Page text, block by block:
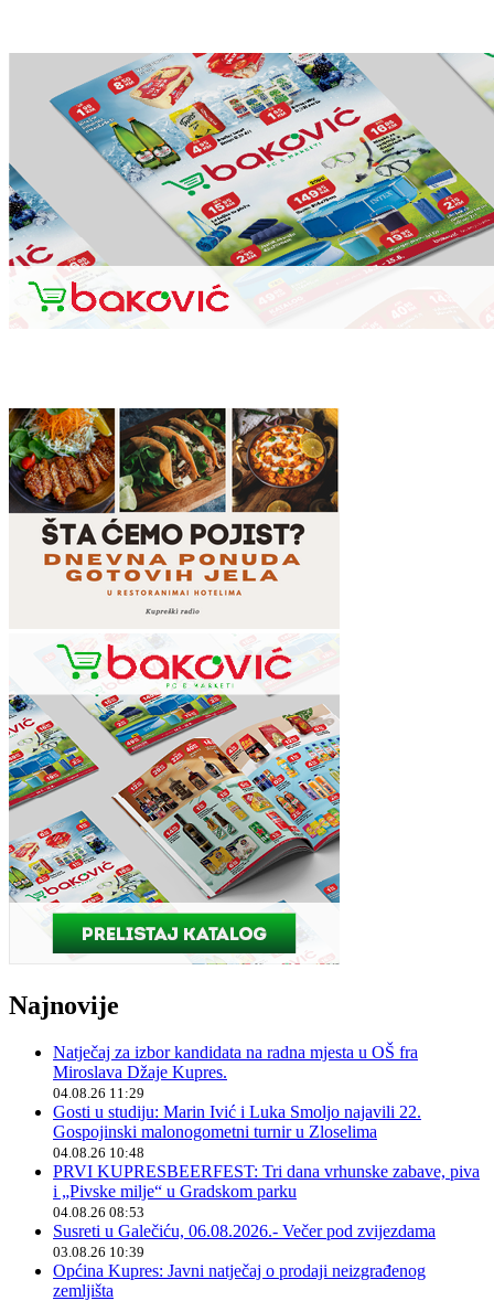
Najnovije
Natječaj za izbor kandidata na radna mjesta u OŠ fra
Miroslava Džaje Kupres.
04.08.26 11:29
Gosti u studiju: Marin Ivić i Luka Smoljo najavili 22.
Gospojinski malonogometni turnir u Zloselima
04.08.26 10:48
PRVI KUPRESBEERFEST: Tri dana vrhunske zabave, piva
i „Pivske milje“ u Gradskom parku
04.08.26 08:53
Susreti u Galečiću, 06.08.2026.- Večer pod zvijezdama
03.08.26 10:39
Općina Kupres: Javni natječaj o prodaji neizgrađenog
zemljišta